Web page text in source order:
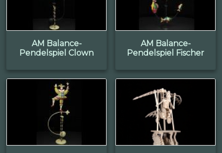
AM Balance-
Pendelspiel Clown
AM Balance-
Pendelspiel Fischer